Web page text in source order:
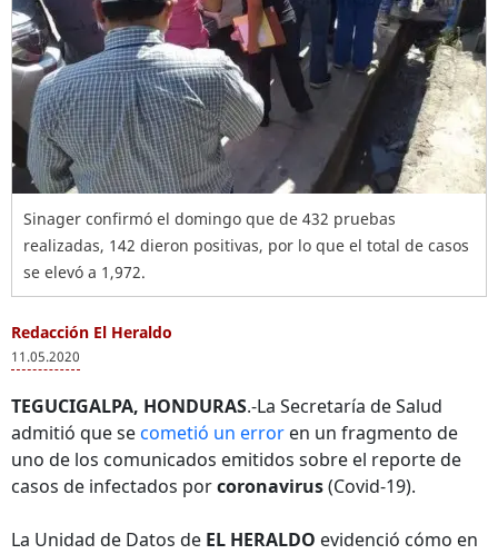
Sinager confirmó el domingo que de 432 pruebas
realizadas, 142 dieron positivas, por lo que el total de casos
se elevó a 1,972.
Redacción El Heraldo
11.05.2020
TEGUCIGALPA, HONDURAS.-La Secretaría de Salud
admitió que secometió un error en un fragmento de
uno de los comunicados emitidos sobre el reporte de
casos de infectados porcoronavirus(Covid-19).
La Unidad de Datos de EL HERALDO evidenció cómo en